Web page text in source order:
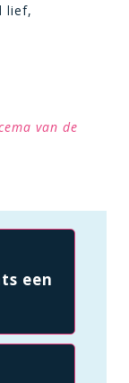
lief,
van de
een